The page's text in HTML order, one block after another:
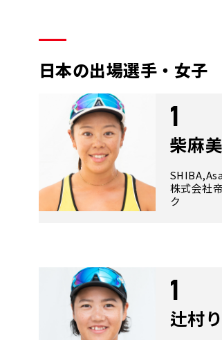
日本の出場選手・女子
1
柴麻美
株式会社
ク
1
辻村